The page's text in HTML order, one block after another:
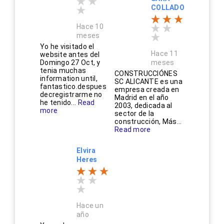
Hace 10
meses
Yo he visitado el
website antes del
Domingo 27 Oct, y
tenia muchas
information until,
fantastico.despues
decregistrarme no
he tenido... Read
more
COLLADO
Hace 11
meses
CONSTRUCCIÓNES
SC ALICANTE es una
empresa creada en
Madrid en el año
2003, dedicada al
sector de la
construcción, Más...
Read more
Elvira
Heres
Hace un
año